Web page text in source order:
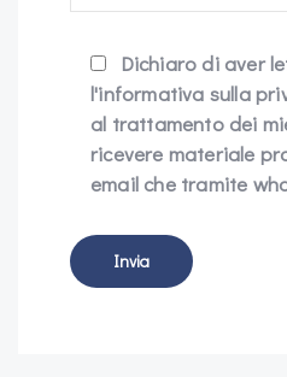
Dichiaro di aver
l'informativa sulla
al trattamento dei
ricevere materiale
email che tramite